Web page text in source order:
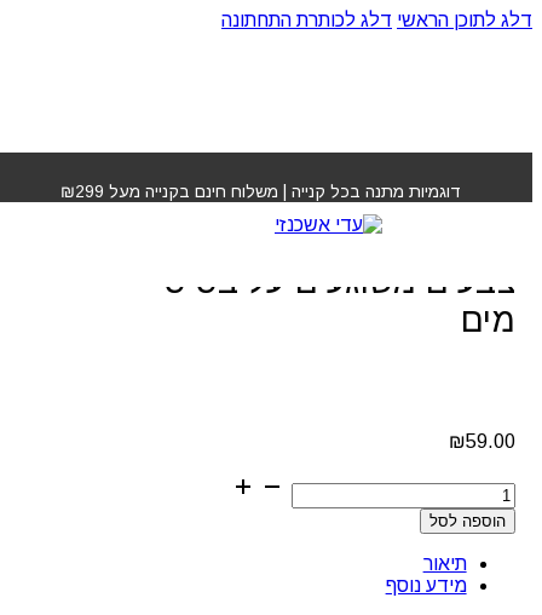
דלג לתוכן הראשי דלג לכותרת התחתונה
דוגמיות מתנה בכל קנייה | משלוח חינם בקנייה מעל ₪299על בסיס מים
קרייזי קולור LARICHE
צבעים משוגעים על בסיס
מים
₪59.00
כמות
של
קרייזי
LARICHE
צבעים
הוספה לסל
תיאור
מידע נוסף